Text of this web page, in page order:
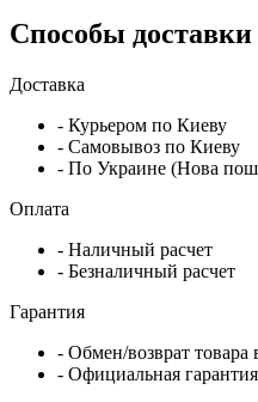
Способы доставки
Доставка
- Курьером по Киеву
- Самовывоз по Киеву
- По Украине (Нова
Оплата
- Наличный расчет
- Безналичный расчет
Гарантия
- Обмен/возврат товара
- Официальная